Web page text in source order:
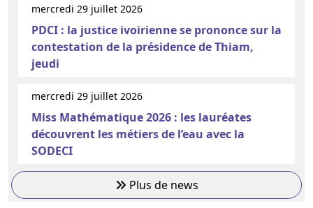
mercredi 29 juillet 2026
PDCI : la justice ivoirienne se prononce sur la
contestation de la présidence de Thiam,
jeudi
mercredi 29 juillet 2026
Miss Mathématique 2026 : les lauréates
découvrent les métiers de l’eau avec la
SODECI
Plus de news